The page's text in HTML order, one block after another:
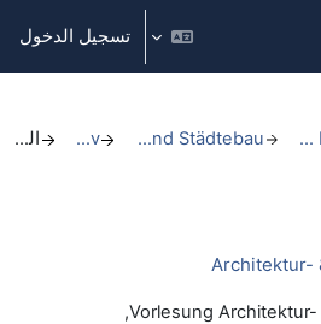
تسجيل الدخول
FB 2 Stadt | Bau | Kultur
Architektur und Städtebau
Archiv الملخص
Architektur-
Vorlesung Architektur-